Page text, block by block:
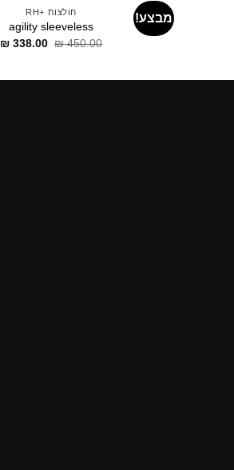
מבצע! חולצות +RH
agility sleeveless
₪450.00
דילוג
₪338.00